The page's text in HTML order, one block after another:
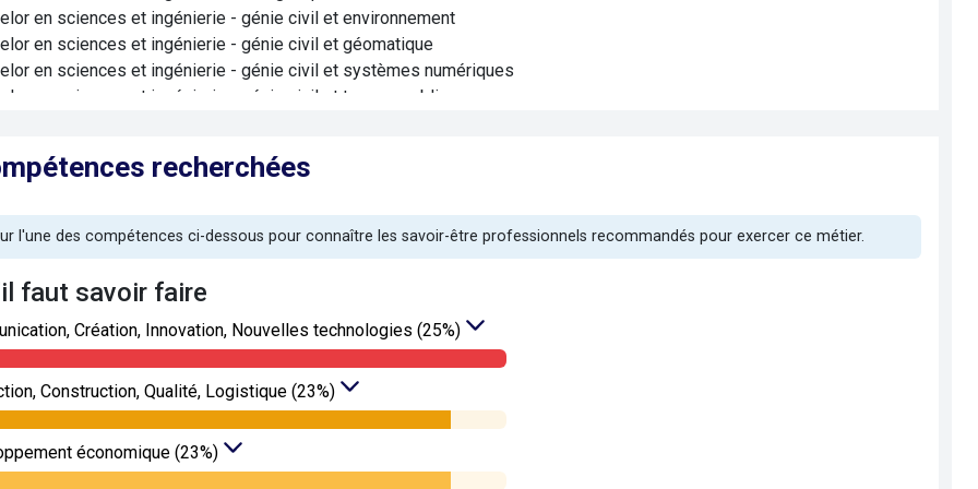
en sciences et ingénierie - génie civil et environnement
en sciences et ingénierie - génie civil et géomatique
en sciences et ingénierie - génie civil et systèmes numériques
en sciences et ingénierie - génie civil et travaux publics
en sciences et ingénierie - génie énergétique et environnement
en sciences et ingénierie - génie énergétique et environnement
en sciences et ingénierie - génie industriel pour le bâtiment
en sciences et ingénierie - transition écologique et territoires
énergies-domotique option A génie climatique et fluidique
énergies-domotique option B froid et conditionnement d'air
fluides-énergies-domotique option C domotique et bâtiment communicants
économique de la construction
économique de la construction
systèmes constructifs bois et habitat
publics
recherchées
l'une des compétences ci-dessous pour connaître les savoir-être professionnels recommandés pour exercer ce métier.
faut savoir faire
Création, Innovation, Nouvelles technologies (25%)
Construction, Qualité, Logistique (23%)
économique (23%)